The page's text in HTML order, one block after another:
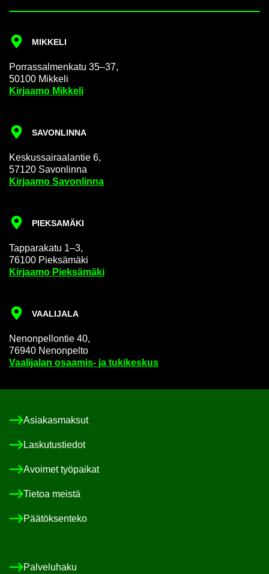
MIK­KE­LI
Por­ras­sal­men­ka­tu 35–37,
50100 Mik­ke­li
Kir­jaa­mo Mik­ke­li
SA­VON­LIN­NA
Kes­kus­sai­raa­lan­tie 6,
57120 Sa­von­lin­na
Kir­jaa­mo Sa­von­lin­na
PIEK­SA­MÄ­KI
Tap­pa­ra­ka­tu 1–3,
76100 Piek­sä­mä­ki
Kir­jaa­mo Piek­sä­mä­ki
VAA­LI­JA­LA
Ne­non­pel­lon­tie 40,
76940 Ne­non­pel­to
Vaa­li­ja­lan osaamis-​ ja tu­ki­kes­kus
Asia­kas­mak­sut
Las­ku­tus­tie­dot
Avoi­met työ­pai­kat
Tie­toa meis­tä
Pää­tök­sen­te­ko
Pal­ve­lu­ha­ku